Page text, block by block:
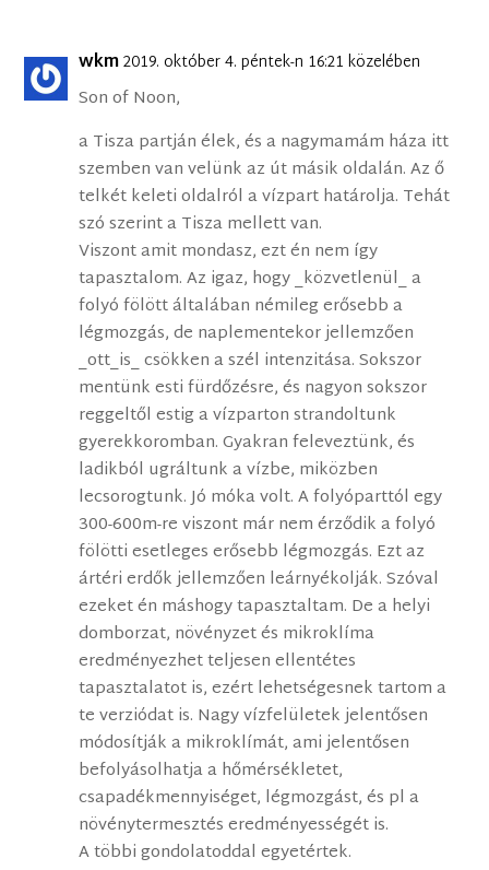
wkm2019. október 4. péntek-n 16:21 közelében
Son of Noon,
a Tisza partján élek, és a nagymamám háza itt
szemben van velünk az út másik oldalán. Az ő
telkét keleti oldalról a vízpart határolja. Tehát
szó szerint a Tisza mellett van.
Viszont amit mondasz, ezt én nem így
tapasztalom. Az igaz, hogy _közvetlenül_ a
folyó fölött általában némileg erősebb a
légmozgás, de naplementekor jellemzően
_ott_is_ csökken a szél intenzitása. Sokszor
mentünk esti fürdőzésre, és nagyon sokszor
reggeltől estig a vízparton strandoltunk
gyerekkoromban. Gyakran feleveztünk, és
ladikból ugráltunk a vízbe, miközben
lecsorogtunk. Jó móka volt. A folyóparttól egy
300-600m-re viszont már nem érződik a folyó
fölötti esetleges erősebb légmozgás. Ezt az
ártéri erdők jellemzően leárnyékolják. Szóval
ezeket én máshogy tapasztaltam. De a helyi
domborzat, növényzet és mikroklíma
eredményezhet teljesen ellentétes
tapasztalatot is, ezért lehetségesnek tartom a
te verziódat is. Nagy vízfelületek jelentősen
módosítják a mikroklímát, ami jelentősen
befolyásolhatja a hőmérsékletet,
csapadékmennyiséget, légmozgást, és pl a
növénytermesztés eredményességét is.
A többi gondolatoddal egyetértek.